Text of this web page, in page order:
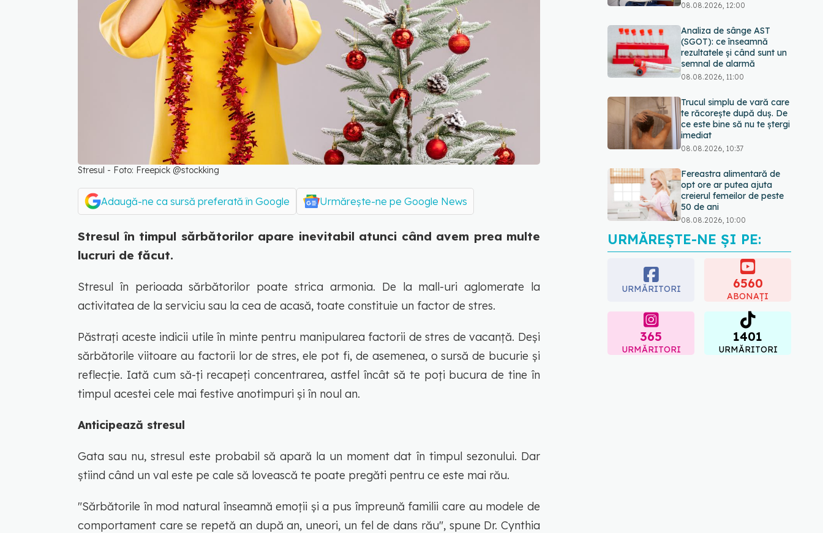
Stresul - Foto: Freepick @stockking
Adaugă-ne ca sursă preferată în Google Urmărește-ne pe Google News
Stresul în timpul sărbătorilor apare inevitabil atunci când avem prea multe
lucruri de făcut.
Stresul în perioada sărbătorilor poate strica armonia. De la mall-uri aglomerate la
activitatea de la serviciu sau la cea de acasă, toate constituie un factor de stres.
Păstrați aceste indicii utile în minte pentru manipularea factorii de stres de vacanță. Deși
sărbătorile viitoare au factorii lor de stres, ele pot fi, de asemenea, o sursă de bucurie și
reflecție. Iată cum să-ți recapeți concentrarea, astfel încât să te poți bucura de tine în
timpul acestei cele mai festive anotimpuri și în noul an.
Anticipează stresul
Gata sau nu, stresul este probabil să apară la un moment dat în timpul sezonului. Dar
știind când un val este pe cale să lovească te poate pregăti pentru ce este mai rău.
"Sărbătorile în mod natural înseamnă emoții și a pus împreună familii care au modele de
comportament care se repetă an după an, uneori, un fel de dans rău", spune Dr. Cynthia
08.08.2026, 12:00
Analiza de sânge AST
(SGOT): ce înseamnă
rezultatele și când sunt un
semnal de alarmă
08.08.2026, 11:00
Trucul simplu de vară care
te răcorește după duș. De
ce este bine să nu te ștergi
imediat
08.08.2026, 10:37
Fereastra alimentară de
opt ore ar putea ajuta
creierul femeilor de peste
50 de ani
08.08.2026, 10:00
5 mituri despre
menstruație pe care să nu
08.08.2026, 13:00
URMĂREȘTE-NE ȘI PE:
URMĂRITORI 6560
ABONAȚI
365
URMĂRITORI
1401
URMĂRITORI